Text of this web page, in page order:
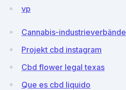
vp
Cannabis-industrieverbände
Projekt cbd instagram
Cbd flower legal texas
Que es cbd liquido